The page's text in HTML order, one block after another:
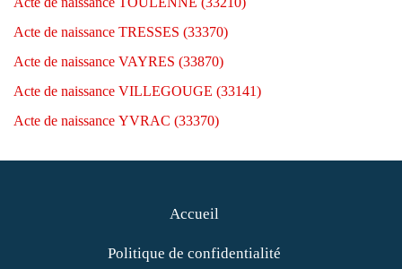
Acte de naissance TRESSES (33370)
Acte de naissance VAYRES (33870)
Acte de naissance VILLEGOUGE (33141)
Acte de naissance YVRAC (33370)
Accueil
Politique de confidentialité